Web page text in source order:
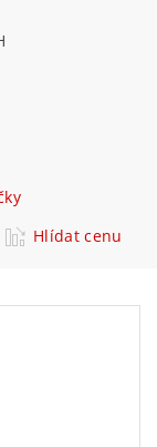
Hlídat cenu